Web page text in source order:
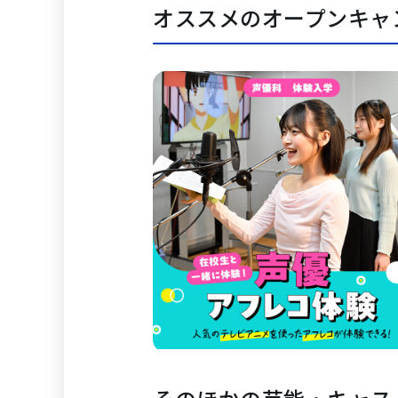
オススメのオープンキ